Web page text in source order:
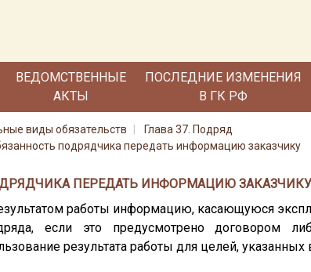
ВЕДОМСТВЕННЫЕ
АКТЫ
ПОСЛЕДНИЕ ИЗМЕНЕНИЯ
В ГК РФ
виды обязательств
Глава 37. Подряд
подрядчика передать информацию заказчику
ПЕРЕДАТЬ ИНФОРМАЦИЮ
работы информацию, касающуюся
если это предусмотрено договором
результата работы для целей, указанных